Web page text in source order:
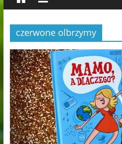
czerwone olbrzymy